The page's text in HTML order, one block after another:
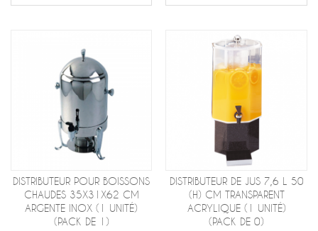
DISTRIBUTEUR POUR BOISSONS
CHAUDES 35X31X62 CM
ARGENTE INOX (1 UNITÉ)
(PACK DE 1)
DISTRIBUTEUR DE JUS 7,6 L 50
(H) CM TRANSPARENT
ACRYLIQUE (1 UNITÉ)
(PACK DE 0)